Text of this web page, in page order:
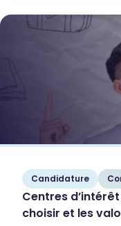
Candidature
Centres
choisir et les